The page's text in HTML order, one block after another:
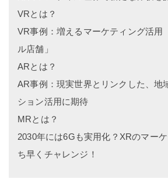
VRとは？
VR事例：増えるマーケティング活
ル店舗」
ARとは？
AR事例：現実世界とリンクした、地
ション活用に期待
MRとは？
2030年には6Gも実用化？XRのマー
ち早くチャレンジ！